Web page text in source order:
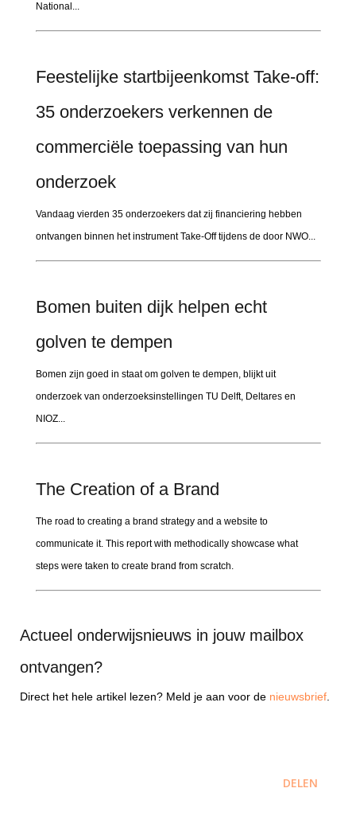
National...
Feestelijke startbijeenkomst Take-off:
35 onderzoekers verkennen de
commerciële toepassing van hun
onderzoek
Vandaag vierden 35 onderzoekers dat zij financiering hebben
ontvangen binnen het instrument Take-Off tijdens de door NWO...
Bomen buiten dijk helpen echt
golven te dempen
Bomen zijn goed in staat om golven te dempen, blijkt uit
onderzoek van onderzoeksinstellingen TU Delft, Deltares en
NIOZ...
The Creation of a Brand
The road to creating a brand strategy and a website to
communicate it. This report with methodically showcase what
steps were taken to create brand from scratch.
Actueel onderwijsnieuws in jouw mailbox
ontvangen?
Direct het hele artikel lezen? Meld je aan voor de nieuwsbrief
DELEN